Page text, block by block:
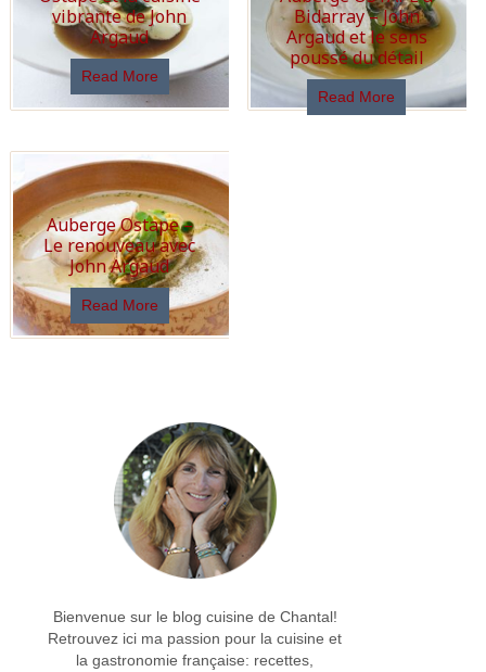
vibrante de John
Argaud
Read More
Bidarray – John
Argaud et le sens
poussé du détail
Read More
Auberge Ostape –
Le renouveau avec
John Argaud
Read More
Bienvenue sur le blog cuisine de Chantal!
Retrouvez ici ma passion pour la cuisine et
la gastronomie française: recettes,